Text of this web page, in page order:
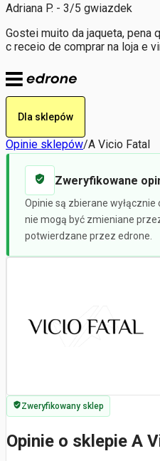
Adriana P. - 3/5 gwiazdek
Gostei muito da jaqueta, pena
c receio de comprar na loja e
Dla sklepów
Opinie sklepów/A Vicio Fatal
Zweryfikowane
Opinie są zbierane
nie mogą być zmieniane
potwierdzane przez edrone.
Zweryfikowany sklep
Opinie o sklepie A